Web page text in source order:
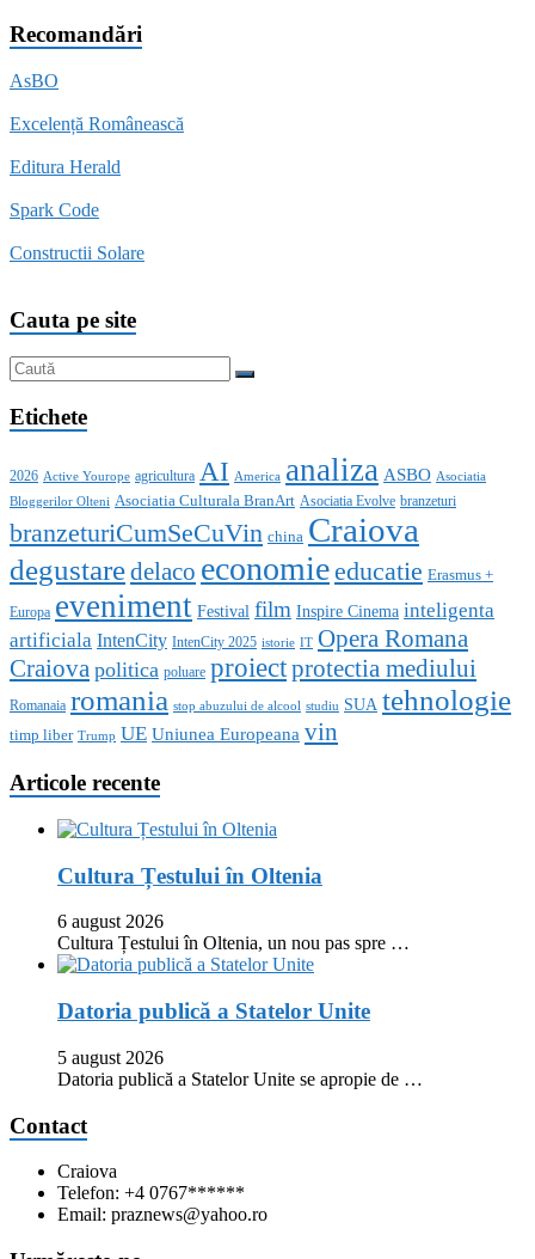
Recomandări
AsBO
Excelență Românească
Editura Herald
Spark Code
Constructii Solare
Cauta pe site
Etichete
2026 Active Yourope agricultura AI America analiza ASBO Asociatia
Bloggerilor Olteni Asociatia Culturala BranArt Asociatia Evolve branzeturi
branzeturiCumSeCuVin china Craiova
degustaredelaco economieeducatie Erasmus +
Europa eveniment Festival film Inspire Cinema inteligenta
artificiala IntenCity IntenCity 2025 istorie IT Opera Romana
Craiova politica poluare proiectprotectia mediului
Romanaia romania stop abuzului de alcool studiu SUA tehnologie
timp liber Trump UE Uniunea Europeana vin
Articole recente
Cultura Țestului în Oltenia
6 august 2026
Cultura Țestului în Oltenia, un nou pas spre …
Datoria publică a Statelor Unite
5 august 2026
Datoria publică a Statelor Unite se apropie de …
Contact
Craiova
Telefon: +4 0767******
Email: praznews@yahoo.ro